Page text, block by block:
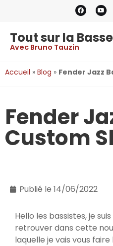
Tout sur la Basse
Avec Bruno Tauzin
Accueil » Blog » Fender Jazz
Fender
Custom
Publié le 14/06/2022
Hello les bassistes, je
retrouver dans cette
laquelle je vais vous